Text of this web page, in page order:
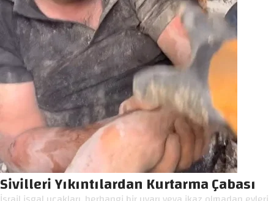
Sivilleri Yıkıntılardan Kurtarma Çabası